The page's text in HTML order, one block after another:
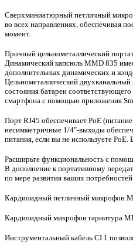
Сверхминиатюрный петличный
во всех направлениях, обеспечивая
момент.
Прочный цельнометаллический
Динамический капсюль MMD 835
дополнительных динамических и
Цельнометаллический
состояния батареи
смартфона с помощью приложения
Порт RJ45 обеспечивает PoE
несимметричные 1/4"-выходы
питания, если вы не используете PoE.
Расширьте функциональность с
В дополнение к портативному
по мере развития ваших потребностей.
Кардиоидный петличный микрофон
Кардиоидный микрофон гарнитура
Инструментальный кабель CI 1